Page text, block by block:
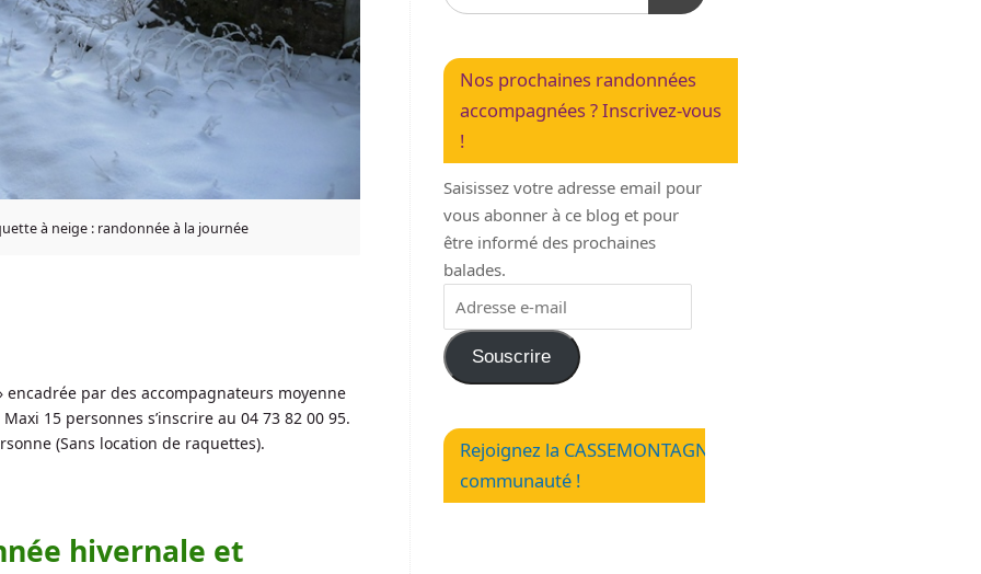
à neige : randonnée à la journée
encadrée par des accompagnateurs moyenne
15 personnes s’inscrire au 04 73 82 00 95.
(Sans location de raquettes).
hivernale et
Nos prochaines randonnées
accompagnées ? Inscrivez-vous
!
Saisissez votre adresse email pour
vous abonner à ce blog et pour
être informé des prochaines
balades.
Souscrire
Rejoignez la CASSEMONTAGNE
communauté !